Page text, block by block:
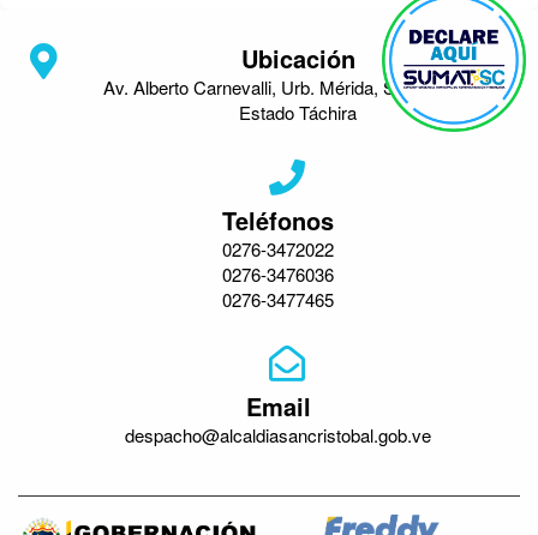
Ubicación
Av. Alberto Carnevalli, Urb. Mérida, San Cristóbal,
Estado Táchira
Teléfonos
0276-3472022
0276-3476036
0276-3477465
Email
despacho@alcaldiasancristobal.gob.ve